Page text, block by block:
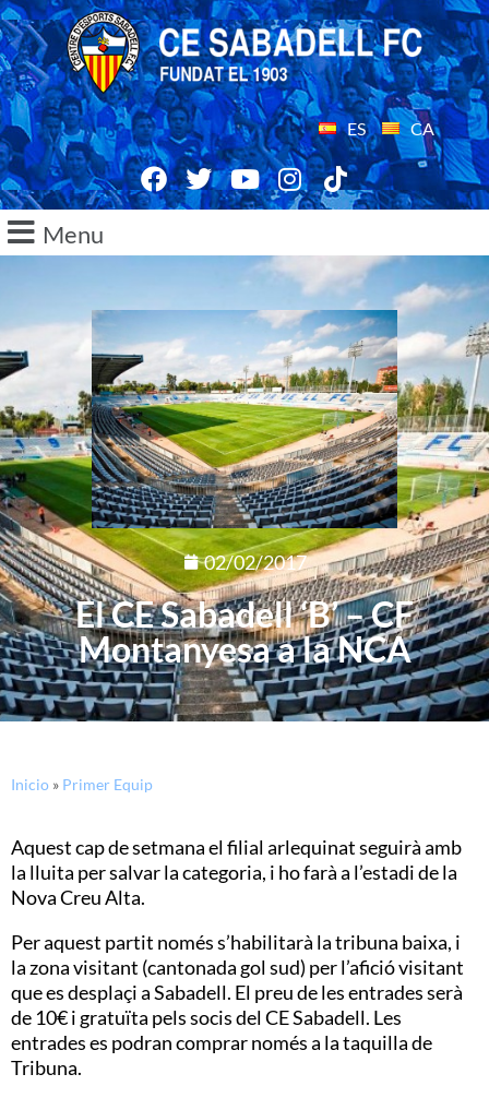
ES CA
Menu
02/02/2017
El CE Sabadell ‘B’ – CF
Montanyesa a la NCA
Inicio » Primer Equip
Aquest cap de setmana el filial arlequinat seguirà amb
la lluita per salvar la categoria, i ho farà a l’estadi de la
Nova Creu Alta.
Per aquest partit només s’habilitarà la tribuna baixa, i
la zona visitant (cantonada gol sud) per l’afició visitant
que es desplaçi a Sabadell. El preu de les entrades serà
de 10€ i gratuïta pels socis del CE Sabadell. Les
entrades es podran comprar només a la taquilla de
Tribuna.